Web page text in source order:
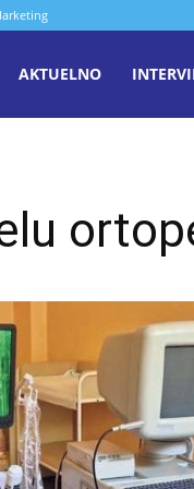
AKTUELNO